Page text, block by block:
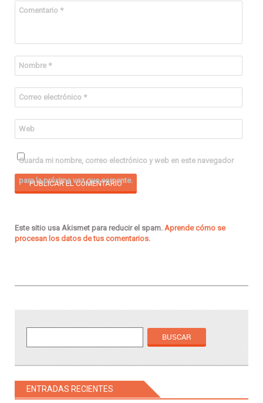
Comentario *
Nombre *
Correo electrónico *
Web
Guarda mi nombre, correo electrónico y web en este navegador
para la próxima vez que comente.
Este sitio usa Akismet para reducir el spam. Aprende cómo se
procesan los datos de tus comentarios.
ENTRADAS RECIENTES